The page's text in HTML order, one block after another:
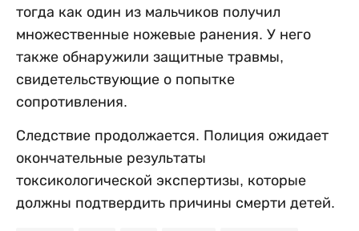
тогда как один из мальчиков получил
множественные ножевые ранения. У него
также обнаружили защитные травмы,
свидетельствующие о попытке
сопротивления.
Следствие продолжается. Полиция ожидает
окончательные результаты
токсикологической экспертизы, которые
должны подтвердить причины смерти детей.